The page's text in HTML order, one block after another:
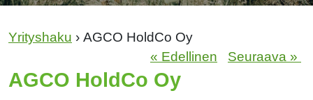
Yrityshaku › AGCO HoldCo Oy
« Edellinen
Seuraava »
AGCO HoldCo Oy